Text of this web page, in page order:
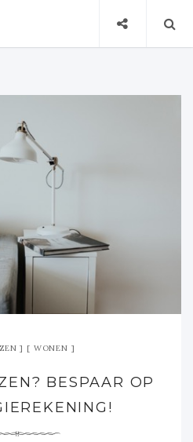
WONEN
BESPAAR OP